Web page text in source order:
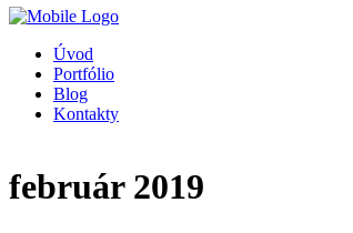
Úvod
Portfólio
Blog
Kontakty
február 2019